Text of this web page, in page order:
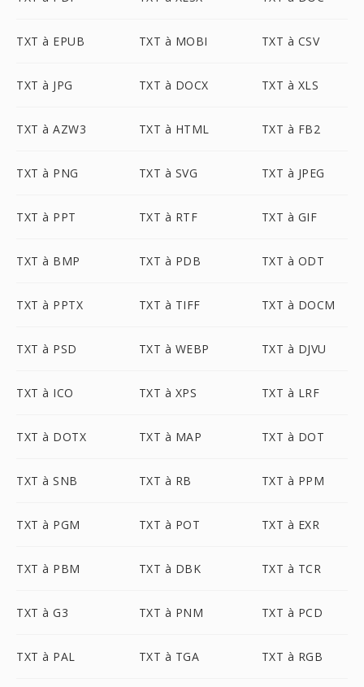
TXT à EPUB TXT à MOBI TXT à CSV
TXT à JPG TXT à DOCX TXT à XLS
TXT à AZW3 TXT à HTML TXT à FB2
TXT à PNG TXT à SVG TXT à JPEG
TXT à PPT TXT à RTF TXT à GIF
TXT à BMP TXT à PDB TXT à ODT
TXT à PPTX TXT à TIFF TXT à DOCM
TXT à PSD TXT à WEBP TXT à DJVU
TXT à ICO TXT à XPS TXT à LRF
TXT à DOTX TXT à MAP TXT à DOT
TXT à SNB TXT à RB TXT à PPM
TXT à PGM TXT à POT TXT à EXR
TXT à PBM TXT à DBK TXT à TCR
TXT à G3 TXT à PNM TXT à PCD
TXT à PAL TXT à TGA TXT à RGB